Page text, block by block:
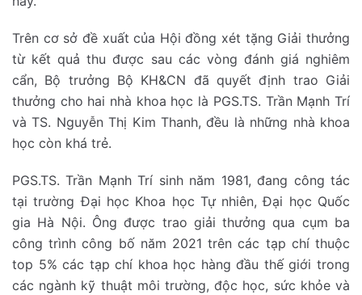
Trên cơ sở đề xuất của Hội đồng xét tặng Giải thưởng
từ kết quả thu được sau các vòng đánh giá nghiêm
cẩn, Bộ trưởng Bộ KH&CN đã quyết định trao Giải
thưởng cho hai nhà khoa học là PGS.TS. Trần Mạnh Trí
và TS. Nguyễn Thị Kim Thanh, đều là những nhà khoa
học còn khá trẻ.
PGS.TS. Trần Mạnh Trí sinh năm 1981, đang công tác
tại trường Đại học Khoa học Tự nhiên, Đại học Quốc
gia Hà Nội. Ông được trao giải thưởng qua cụm ba
công trình công bố năm 2021 trên các tạp chí thuộc
top 5% các tạp chí khoa học hàng đầu thế giới trong
các ngành kỹ thuật môi trường, độc học, sức khỏe và